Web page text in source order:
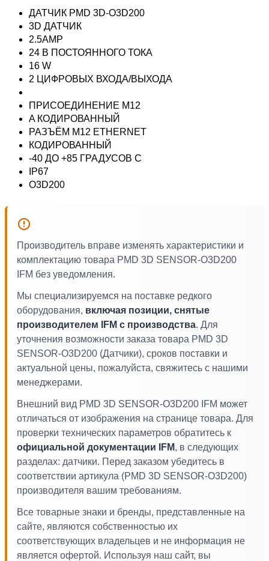
ДАТЧИК PMD 3D-O3D200
3D ДАТЧИК
2.5AMP
24 В ПОСТОЯННОГО ТОКА
16 W
2 ЦИФРОВЫХ ВХОДА/ВЫХОДА
ПРИСОЕДИНЕНИЕ M12
A КОДИРОВАННЫЙ
РАЗЪЁМ M12 ETHERNET
КОДИРОВАННЫЙ
-40 ДО +85 ГРАДУСОВ C
IP67
O3D200
Производитель вправе изменять характеристики и
комплектацию товара PMD 3D SENSOR-O3D200
IFM без уведомления.
Мы специализируемся на поставке редкого
оборудования, включая позиции, снятые
производителем IFM с производства. Для
уточнения возможности заказа товара PMD 3D
SENSOR-O3D200 (Датчики), сроков поставки и
актуальной цены, пожалуйста, свяжитесь с нашими
менеджерами.
Внешний вид PMD 3D SENSOR-O3D200 IFM может
отличаться от изображения на странице товара. Для
проверки технических параметров обратитесь к
официальной документации IFM, в следующих
разделах: датчики. Перед заказом убедитесь в
соответствии артикула (PMD 3D SENSOR-O3D200)
производителя вашим требованиям.
Все товарные знаки и бренды, представленные на
сайте, являются собственностью их
соответствующих владельцев и не информация не
является офертой. Используя наш сайт, вы